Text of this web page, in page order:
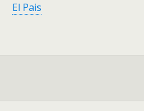
El Pais